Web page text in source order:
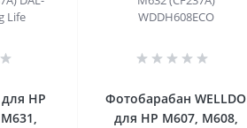
HP
Фотобарабан WELLDO
для HP M607, M608,